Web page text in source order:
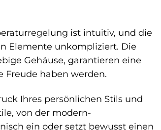
ist intuitiv, und die
Elemente unkompliziert. Die
Gehäuse, garantieren eine
Freude haben werden.
Ihres persönlichen Stils und
von der modern-
ein oder setzt bewusst einen